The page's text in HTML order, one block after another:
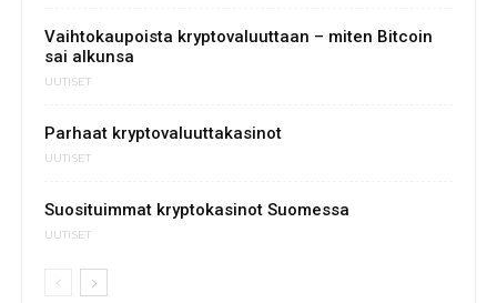
Vaihtokaupoista kryptovaluuttaan – miten Bitcoin
sai alkunsa
UUTISET
Parhaat kryptovaluuttakasinot
UUTISET
Suosituimmat kryptokasinot Suomessa
UUTISET